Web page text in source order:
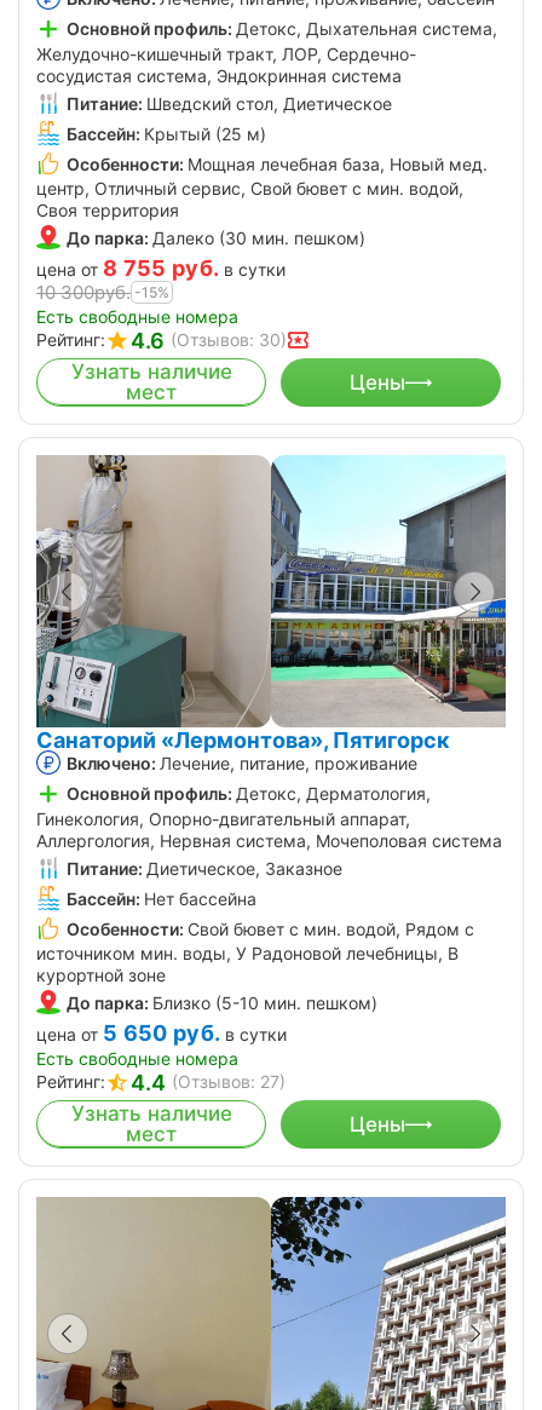
Основной профиль: Детокс, Дыхательная система,
Желудочно-кишечный тракт, ЛОР, Сердечно-
сосудистая система, Эндокринная система
Питание: Шведский стол, Диетическое
Бассейн: Крытый (25 м)
Особенности: Мощная лечебная база, Новый мед.
центр, Отличный сервис, Свой бювет с мин. водой,
Своя территория
До парка: Далеко (30 мин. пешком)
цена от 8 755 руб. в сутки
10 300руб. -15%
Есть свободные номера
Рейтинг:
4.6 (Отзывов: 30)
Узнать наличие
мест
Цены
Санаторий «Лермонтова», Пятигорск
Включено: Лечение, питание, проживание
Основной профиль: Детокс, Дерматология,
Гинекология, Опорно-двигательный аппарат,
Аллергология, Нервная система, Мочеполовая система
Питание: Диетическое, Заказное
Бассейн: Нет бассейна
Особенности: Свой бювет с мин. водой, Рядом с
источником мин. воды, У Радоновой лечебницы, В
курортной зоне
До парка: Близко (5-10 мин. пешком)
цена от 5 650 руб. в сутки
Есть свободные номера
Рейтинг:
4.4 (Отзывов: 27)
Узнать наличие
мест
Цены